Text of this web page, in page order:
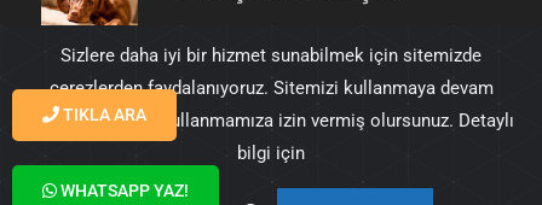
© 2023 Vizsla Türkiye tüm hakkı saklıdır. Tasarım
TIKLA ARA
WHATSAPP YAZ!
Sizlere daha iyi bir hizmet sunabilmek için sitemizde
çerezlerden faydalanıyoruz. Sitemizi kullanmaya devam
ederek çerezleri kullanmamıza izin vermiş olursunuz. Detaylı
bilgi için